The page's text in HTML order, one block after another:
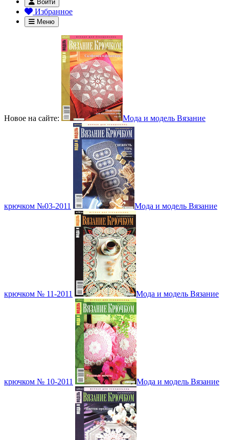
Войти
Избранное
Меню
Новое на сайте: Мода и модель Вязание
крючком №03-2011 Мода и модель Вязание
крючком № 11-2011 Мода и модель Вязание
крючком № 10-2011 Мода и модель Вязание